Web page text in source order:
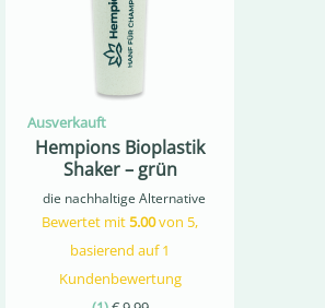
Ausverkauft
Hempions Bioplastik
Shaker – grün
die nachhaltige Alternative
Bewertet mit5.00von 5,
basierend auf1
Kundenbewertung